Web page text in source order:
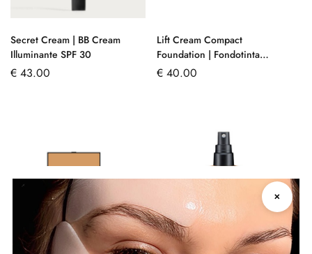
Secret Cream | BB Cream
Illuminante SPF 30
€ 43.00
Lift Cream Compact
Foundation | Fondotinta
Compatto Effetto Lifting
€40.00
✕